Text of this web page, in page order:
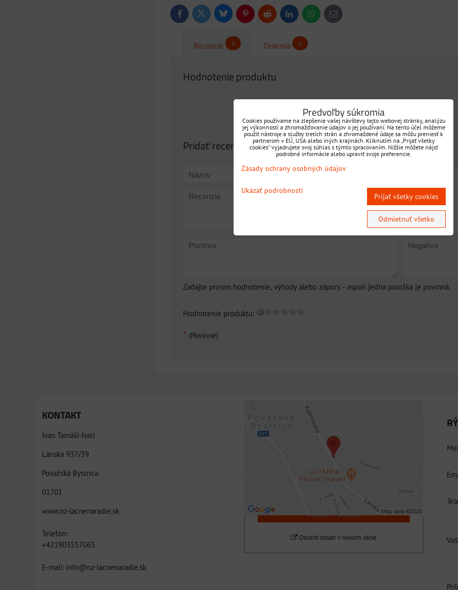
FacebookTwitter BlueskyPinterestReddit LinkedInWhatsApp
E-
mail
Recenzie 0 Diskusia 0
Hodnotenie produktu
Pridať recenziu
Pridať recenziu
Zadajte prosím hodnotenie, výhody alebo zápory - aspoň jedna položka je povinná.
Hodnotenie produktu:
* (Povinné)
KONTAKT
Ivan Tamáši-Ivati
Lánska 937/39
Považská Bystrica
01701
www.nz-lacnenaradie.sk
Telefón:
+421903557065
E-mail: info@nz-lacnenaradie.sk
Externý obsah je blokovaný Voľbami
súkromia
Prajete si načítať externý obsah?
Povoliť tentokrát
Povoliť a zapamätať - súhlas s druhom
cookie: Funkčné
Otvoriť obsah v novom okne
Predvoľby súkromia
Cookies používame na zlepšenie vašej návštevy tejto webovej stránky, analýzu
jej výkonnosti a zhromažďovanie údajov o jej používaní. Na tento účel môžeme
použiť nástroje a služby tretích strán a zhromaždené údaje sa môžu preniesť k
partnerom v EÚ, USA alebo iných krajinách. Kliknutím na „Prijať všetky
cookies“ vyjadrujete svoj súhlas s týmto spracovaním. Nižšie môžete nájsť
podrobné informácie alebo upraviť svoje preferencie.
Zásady ochrany osobných údajov
Ukázať podrobnosti
Prijať všetky cookies
Odmietnuť všetko